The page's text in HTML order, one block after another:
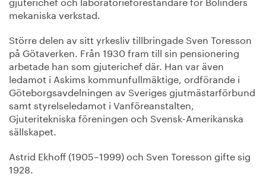
mekaniska verkstad.
Större delen av sitt yrkesliv tillbringade Sven Toresson
på Götaverken. Från 1930 fram till sin pensionering
arbetade han som gjuterichef där. Han var även
ledamot i Askims kommunfullmäktige, ordförande i
Göteborgsavdelningen av Sveriges gjutmästarförbund
samt styrelseledamot i Vanföreanstalten,
Gjuteritekniska föreningen och Svensk-Amerikanska
sällskapet.
Astrid Ekhoff (1905–1999) och Sven Toresson gifte sig
1928.